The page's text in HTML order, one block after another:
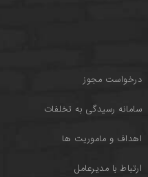
درخواست مجوز
سامانه رسیدگی به تخلفات
اهداف و ماموریت ها
ارتباط با مدیرعامل